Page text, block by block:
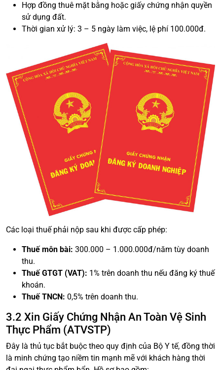
Hợp đồng thuê mặt bằng hoặc giấy chứng nhận quyền
sử dụng đất.
Thời gian xử lý: 3 – 5 ngày làm việc, lệ phí 100.000đ.
Các loại thuế phải nộp sau khi được cấp phép:
Thuế môn bài: 300.000 – 1.000.000đ/năm tùy doanh
thu.
Thuế GTGT (VAT): 1% trên doanh thu nếu đăng ký thuế
khoán.
Thuế TNCN: 0,5% trên doanh thu.
3.2 Xin Giấy Chứng Nhận An Toàn Vệ Sinh
Thực Phẩm (ATVSTP)
Đây là thủ tục bắt buộc theo quy định của Bộ Y tế, đồng thời
là minh chứng tạo niềm tin mạnh mẽ với khách hàng thời